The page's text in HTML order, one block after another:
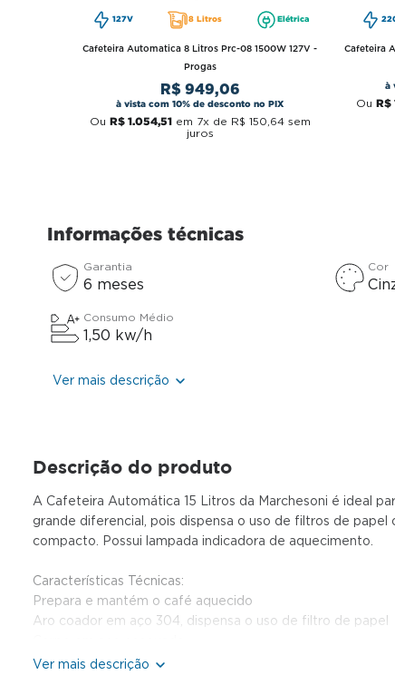
127V 8 Litros Elétrica
Cafeteira Automatica 8 Litros Prc-08 1500W 127V -
Progas
R$ 949,06
à vista com 10% de desconto no PIX
Ou R$ 1.054,51em 7x de R$ 150 64sem
juros
Cafeteira
à
Ou R$
Informações técnicas
Garantia
6 meses
Cor
Consumo Médio
1,50 kw/h
Ver mais descrição
Descrição do produto
A Cafeteira Automática 15 Litros da Marchesoni é ideal
grande diferencial, pois dispensa o uso de filtros de
compacto. Possui lampada indicadora de aquecimento.
Características Técnicas:
Prepara e mantém o café aquecido
Aro coador em aço 304, dispensa o uso de filtro de papel
Pingadeira removível para fácil limpeza